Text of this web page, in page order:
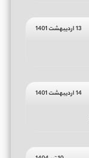
13 اردیبهشت 1401
14 اردیبهشت 1401